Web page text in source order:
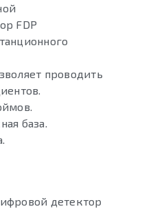
FDP
проводить
база.
детектор